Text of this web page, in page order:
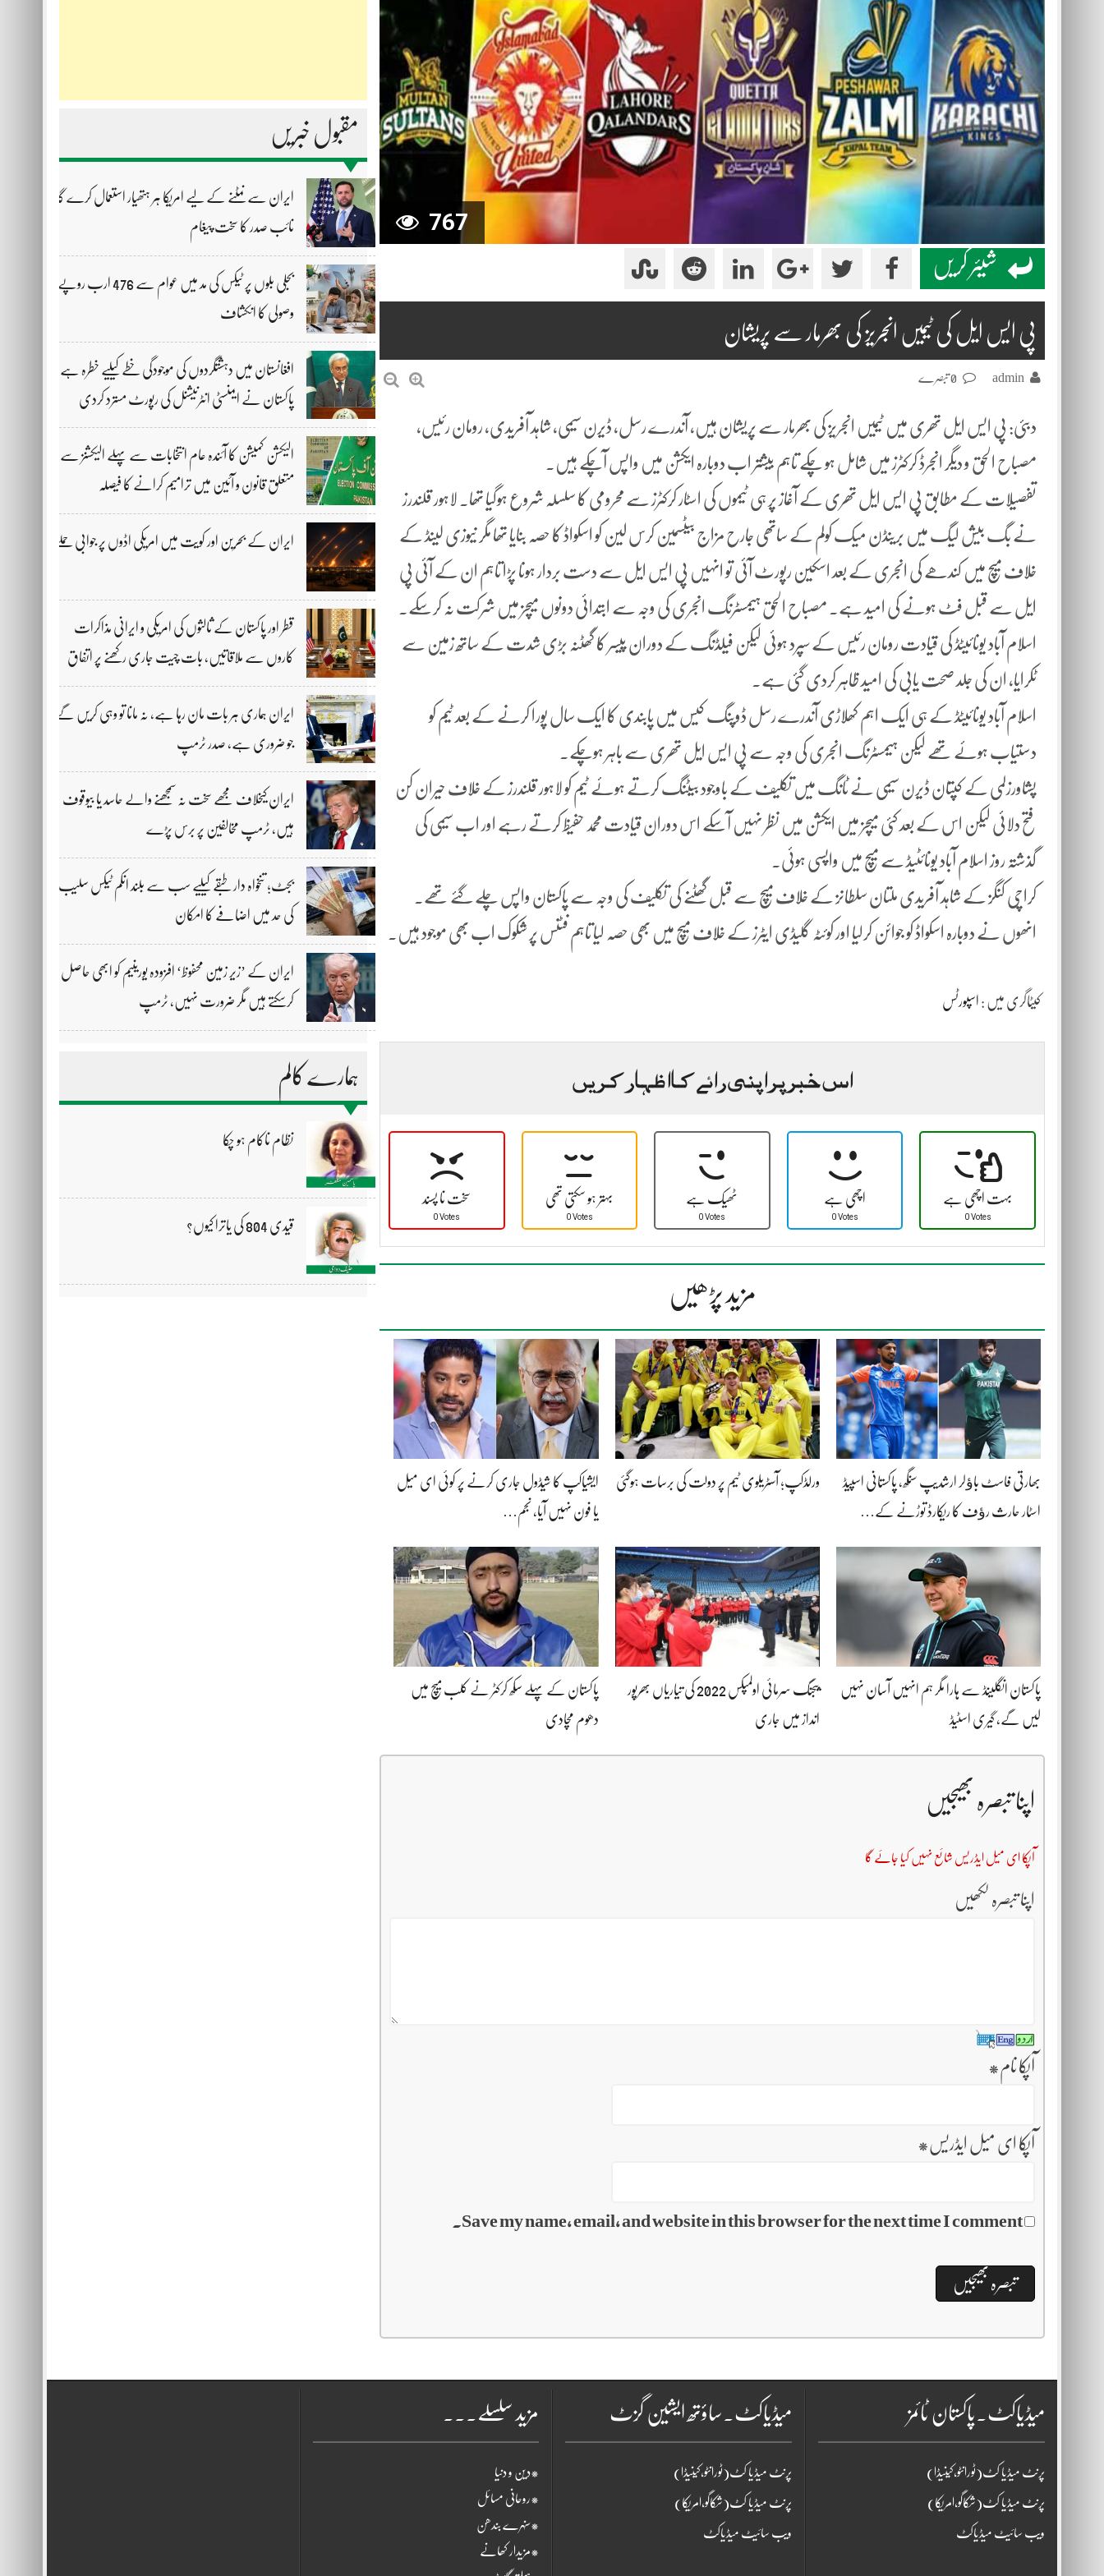
مقبول خبریں
ایران سے نمٹنے کے لیے امریکا ہر ہتھیار استعمال کرے گا،
نائب صدر کا سخت پیغام
بجلی بلوں پر ٹیکس کی مد میں عوام سے 476 ارب روپے
وصولی کا انکشاف
افغانستان میں دہشتگردوں کی موجودگی خطے کیلیے خطرہ ہے،
پاکستان نے ایمنسٹی انٹرنیشنل کی رپورٹ مسترد کردی
الیکشن کمیشن کا آئندہ عام انتخابات سے پہلے الیکشنز سے
متعلق قانون و آئین میں ترامیم کرانے کا فیصلہ
ایران کے بحرین اور کویت میں امریکی اڈوں پر جوابی حملے
قطر اور پاکستان کے ثالثوں کی امریکی و ایرانی مذاکرات
کاروں سے ملاقاتیں، بات چیت جاری رکھنے پر اتفاق
ایران ہماری ہر بات مان رہا ہے، نہ مانا تو وہی کریں گے
جو ضروری ہے، صدر ٹرمپ
ایران کیخلاف مجھے سخت نہ سمجھنے والے حاسد یا بیوقوف
ہیں، ٹرمپ مخالفین پر برس پڑے
بجٹ؛ تنخواہ دار طبقے کیلیے سب سے بلند انکم ٹیکس سلیب
کی حد میں اضافے کا امکان
ایران کے ’زیر زمین محفوظ‘ افزودہ یورینیم کو ابھی حاصل
کرسکتے ہیں مگر ضرورت نہیں، ٹرمپ
ہمارے کالم
نظام ناکام ہو چکا
قیدی 804 کی یاترا کیوں؟
767
شیئر کریں
پی ایس ایل کی ٹیمیں انجریز کی بھرمار سے پریشان
admin
دبئی: پی ایس ایل تھری میں ٹیمیں انجریز کی بھرمار سے پریشان ہیں، آندرے رسل، ڈیرن سیمی، شاہد آفریدی، رومان رئیس،
مصباح الحق و دیگر انجرڈ کرکٹرز میں شامل ہو چکے تاہم بیشتر اب دوبارہ ایکشن میں واپس آچکے ہیں۔
تفصیلات کے مطابق پی ایس ایل تھری کے آغاز پر ہی ٹیموں کی اسٹار کرکٹرز سے محرومی کا سلسلہ شروع ہوگیا تھا۔ لاہور قلندرز
نے بگ بیش لیگ میں برینڈن میک کولم کے ساتھی جارح مزاج بیٹسمین کرس لین کو اسکواڈ کا حصہ بنایا تھا مگر نیوزی لینڈ کے
خلاف میچ میں کندھے کی انجری کے بعد اسکین رپورٹ آئی تو انہیں پی ایس ایل سے دست بردار ہونا پڑا تاہم ان کے آئی پی
ایل سے قبل فٹ ہونے کی امید ہے۔ مصباح الحق ہیمسٹرنگ انجری کی وجہ سے ابتدائی دونوں میچز میں شرکت نہ کرسکے۔
اسلام آباد یونائیٹڈ کی قیادت رومان رئیس کے سپرد ہوئی لیکن فیلڈنگ کے دوران پیسر کا گھٹنہ بڑی شدت کے ساتھ زمین سے
ٹکرایا، ان کی جلد صحت یابی کی امید ظاہر کردی گئی ہے۔
اسلام آباد یونائیٹڈ کے ہی ایک اہم کھلاڑی آندرے رسل ڈوپنگ کیس میں پابندی کا ایک سال پورا کرنے کے بعد ٹیم کو
دستیاب ہوئے تھے لیکن ہیمسٹرنگ انجری کی وجہ سے پی ایس ایل تھری سے باہر ہوچکے۔
پشاورزلمی کے کپتان ڈیرن سیمی نے ٹانگ میں تکلیف کے باوجود بیٹنگ کرتے ہوئے ٹیم کو لاہور قلندرز کے خلاف حیران کن
فتح دلائی لیکن اس کے بعد کئی میچز میں ایکشن میں نظر نہیں آسکے اس دوران قیادت محمد حفیظ کرتے رہے اور اب سیمی کی
گذشتہ روز اسلام آباد یونائٹیڈ سے میچ میں واپسی ہوئی۔
کراچی کنگز کے شاہد آفریدی ملتان سلطانز کے خلاف میچ سے قبل گھٹنے کی تکلیف کی وجہ سے پاکستان واپس چلے گئے تھے۔
انھوں نے دوبارہ اسکواڈ کو جوائن کرلیا اور کوئٹہ گلیڈی ایٹرز کے خلاف میچ میں بھی حصہ لیا تاہم فٹنس پر شکوک اب بھی موجود ہیں۔
کیٹاگری میں : اسپورٹس
اس خبر پر اپنی رائے کا اظہار کریں
سخت نا پسند
0 Votes
بہتر ہو سکتی تھی
0 Votes
ٹھیک ہے
0 Votes
اچھی ہے
0 Votes
بہت اچھی ہے
0 Votes
مزید پڑھیں
بھارتی فاسٹ باﺅلر ارشدیپ سنگھ، پاکستانی اسپیڈ
اسٹار حارث رﺅف کا ریکارڈ توڑنے کے…
ورلڈکپ؛ آسٹریلوی ٹیم پر دولت کی برسات ہوگئی ایشیاکپ کا شیڈول جاری کرنے پر کوئی ای میل
یا فون نہیں آیا، نجم…
پاکستان انگلینڈ سے ہارا مگر ہم انہیں آسان نہیں
لیں گے، گیری اسٹیڈ
بیجنگ سرمائی اولمپکس 2022 کی تیاریاں بھرپور
انداز میں جاری
پاکستان کے پہلے سکھ کرکٹر نے کلب میچ میں
دھوم مچادی
اپنا تبصرہ بھیجیں
آپکا ای میل ایڈریس شائع نہیں کیا جائے گا
اپنا تبصرہ لکھیں
آپکا نام *
آپکا ای میل ایڈریس *
Save my name, email, and website in this browser for the next time I comment.
مزید سلسلے۔۔۔
*دین و دنیا
*روحانی مسائل
*سنہرے بندھن
*مزیدار کھانے
میڈیاکٹ۔ساؤتھ ایشین گزٹ
پرنٹ میڈیا کٹ(ٹورانٹو،کینیڈا)
پرنٹ میڈیا کٹ(شکاگو،امریکا)
ویب سائیٹ میڈیاکٹ
میڈیاکٹ۔پاکستان ٹائمز
پرنٹ میڈیا کٹ(ٹورانٹو،کینیڈا)
پرنٹ میڈیا کٹ(شکاگو،امریکا)
ویب سائیٹ میڈیاکٹ